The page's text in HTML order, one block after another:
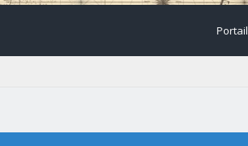
Portail